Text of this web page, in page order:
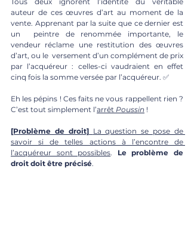
auteur de ces œuvres d’art au moment de la
vente. Apprenant par la suite que ce dernier est
un  peintre de renommée importante, le
vendeur réclame une restitution des œuvres
d’art, ou le  versement d’un complément de prix
par l’acquéreur : celles-ci vaudraient en effet
cinq fois la somme versée par l’acquéreur. ✅
Eh les pépins ! Ces faits ne vous rappellent rien ?
C’est tout simplement l’arrêt Poussin !
[Problème de droit] La question se pose de
savoir si de telles actions à l’encontre de
l’acquéreur sont possibles. Le problème de
droit doit être précisé.